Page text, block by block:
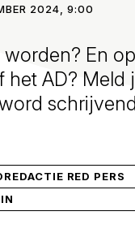
2024, 9:00
En
het AD?
RED PERS